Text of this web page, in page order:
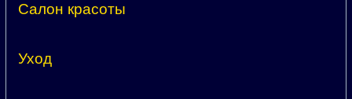
Салон красоты
Уход